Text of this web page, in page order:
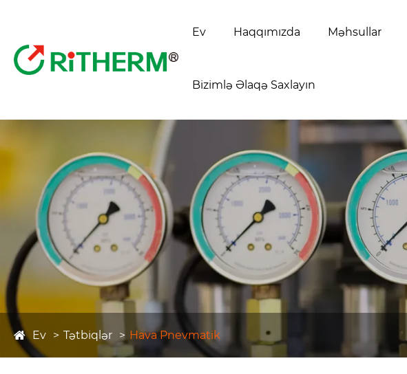
Ev Haqqımızda Məhsullar
Bizimlə Əlaqə Saxlayın
Ev Tətbiqlər Hava Pnevmatik